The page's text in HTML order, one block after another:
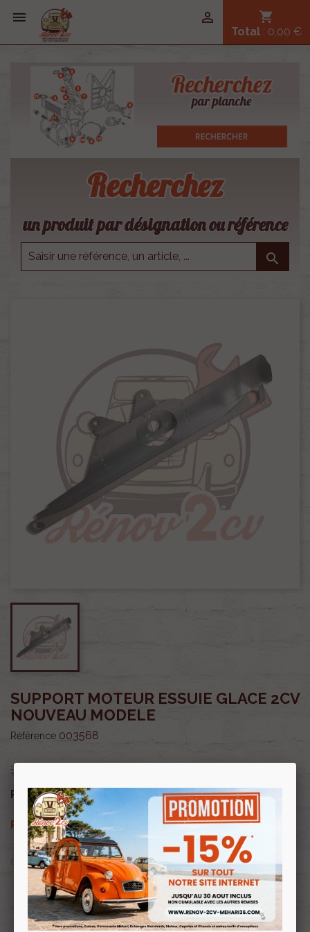
 shopping_cart
Total : 0,00 €

Recherchez
un produit par désignation ou référence

SUPPORT MOTEUR ESSUIE GLACE 2CV
NOUVEAU MODELE
Référence 003568
35,00 €
Prix public :29,75 € TTC
Prix clubRenov 2cv:29,75 €TTC
OU PAYER EN
Profitez de prix remisés
avec la Carte clubRenov 2cv